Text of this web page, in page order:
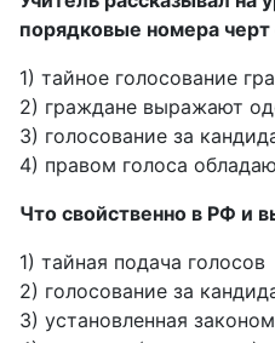
порядковые номера черт
1) тайное голосование
2) граждане выражают
3) голосование за
4) правом голоса
Что свойственно в РФ и
1) тайная подача голосов
2) голосование за
3) установленная